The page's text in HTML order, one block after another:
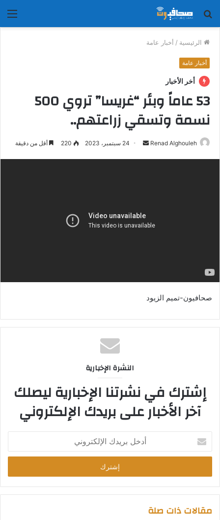
بحث
عن
الرئيسية / أخبار عامة
أخبار عامة
أخر الأخبار
53 عاماً وبئر “غريسا” تروي 500
نسمة وتسقي زراعتهم..
Renad Alghouleh
أرسل 24 سبتمبر، 2023 220 أقل من دقيقة
صحافيون-تميم الزيود
النشرة الإخبارية
إشترك في نشرتنا الإخبارية ليصلك
آخر الأخبار على بريدك الإلكتروني
بريدك
الإلكتروني
مقالات ذات صلة